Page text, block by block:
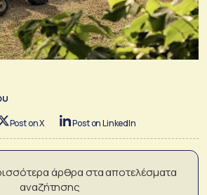
Post on X Post on LinkedIn
άρθρα στα αποτελέσματα
αναζήτησης